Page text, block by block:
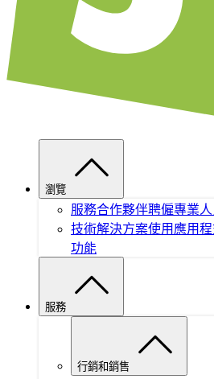
瀏覽
服務合作夥伴聘僱專業人
技術解決方案使用應用
功能
服務
行銷和銷售